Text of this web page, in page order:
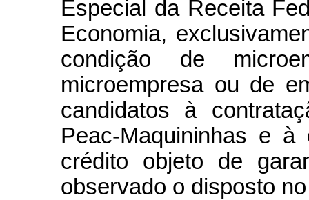
Especial da Receita
Economia,
condição de
microempresa ou de
candidatos à
Peac-Maquininhas e
crédito objeto de
observado o disposto no